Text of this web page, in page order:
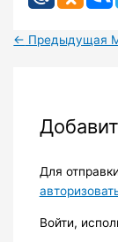
← Предыдущая
Для
Войти,